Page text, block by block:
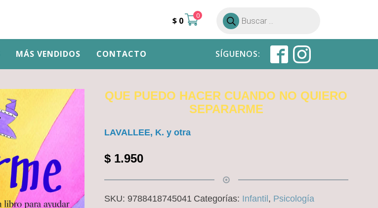
$ 0 0
Búsqueda
de
productos
MÁS VENDIDOS CONTACTO SÍGUENOS:
QUE PUEDO HACER CUANDO NO QUIERO
SEPARARME
LAVALLEE, K. y otra
$1.950
SKU: 9788418745041 Categorías: Infantil , Psicología